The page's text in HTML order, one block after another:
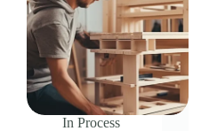
In Process